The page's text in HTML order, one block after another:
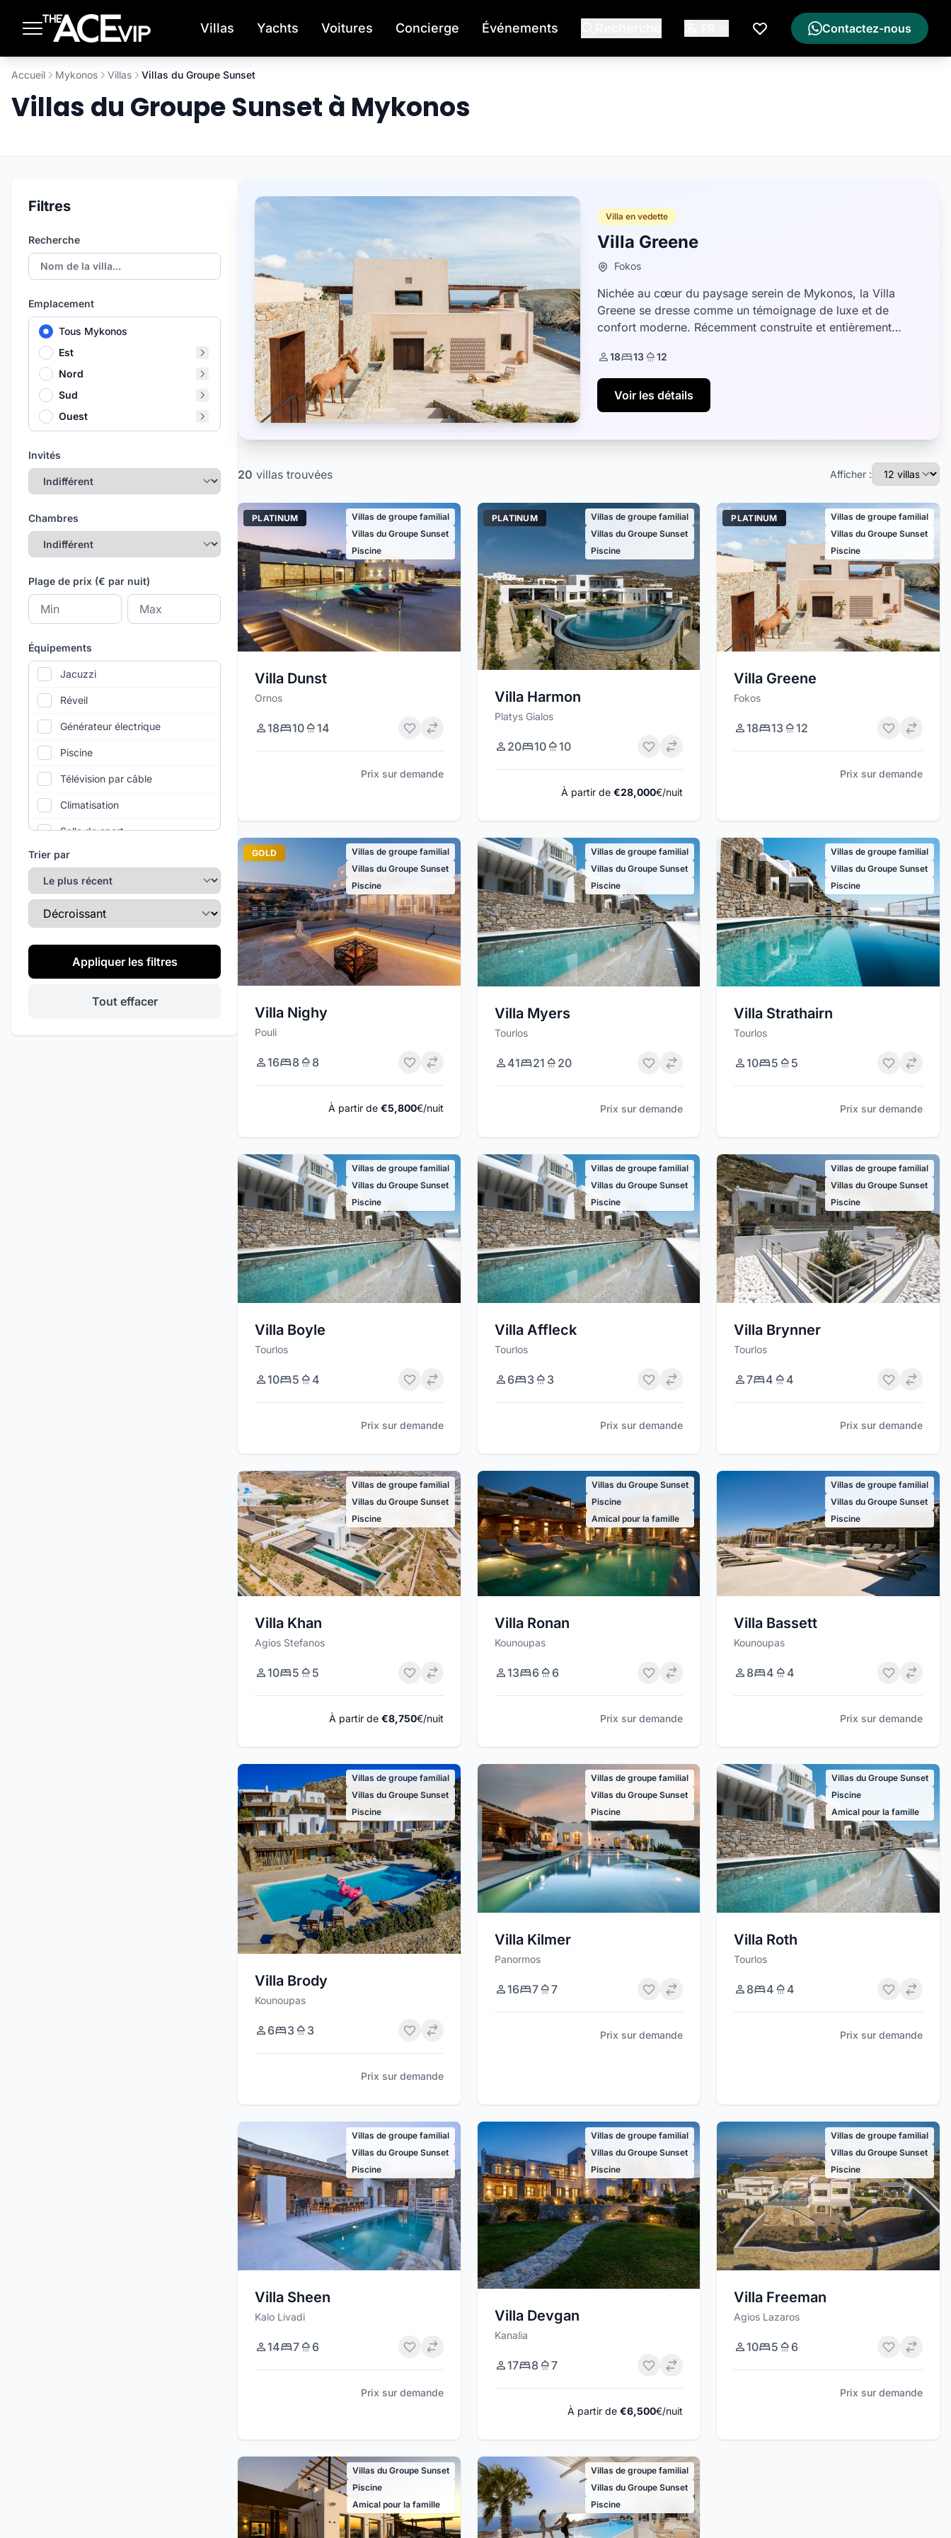
Villas Yachts Voitures Concierge Événements
Ma Liste de Souhaits
Contactez-nous
Accueil Mykonos Villas Villas du Groupe Sunset
Villas du Groupe Sunset à Mykonos
Filtres
Recherche
Emplacement
Tous Mykonos
Est
Nord
Sud
Ouest
Invités
Chambres
Plage de prix (€ par nuit)
Prix minimum
Prix maximum
Équipements
Jacuzzi
Réveil
Générateur électrique
Piscine
Télévision par câble
Climatisation
Salle de sport
Wi-Fi
Parking Privé
Service de ménage quotidien
Événements Privés
Trier par
Direction du tri
Appliquer les filtres
Tout effacer
Villa en vedette
Villa Greene
Fokos
Nichée au cœur du paysage serein de Mykonos, la Villa
Greene se dresse comme un témoignage de luxe et de
confort moderne. Récemment construite et entièrement
18 13 12
Voir les détails
20 villas trouvées Afficher :
PLATINUM
Villas de groupe familial
Villas du Groupe Sunset
Piscine
Villa Dunst
Ornos
18 10 14
Prix sur demande
PLATINUM
Villas de groupe familial
Villas du Groupe Sunset
Piscine
Villa Harmon
Platys Gialos
20 10 10
À partir de€28,000€/nuit
PLATINUM
Villas de groupe familial
Villas du Groupe Sunset
Piscine
Villa Greene
Fokos
18 13 12
Prix sur demande
GOLD
Villas de groupe familial
Villas du Groupe Sunset
Piscine
Villa Nighy
Pouli
16 8 8
À partir de €5,800€/nuit
Villas de groupe familial
Villas du Groupe Sunset
Piscine
Villa Myers
Tourlos
41 21 20
Prix sur demande
Villas de groupe familial
Villas du Groupe Sunset
Piscine
Villa Strathairn
Tourlos
10 5 5
Prix sur demande
Villas de groupe familial
Villas du Groupe Sunset
Piscine
Villa Boyle
Tourlos
10 5 4
Prix sur demande
Villas de groupe familial
Villas du Groupe Sunset
Piscine
Villa Affleck
Tourlos
6 3 3
Prix sur demande
Villas de groupe familial
Villas du Groupe Sunset
Piscine
Villa Brynner
Tourlos
7 4 4
Prix sur demande
Villas de groupe familial
Villas du Groupe Sunset
Piscine
Villa Khan
Agios Stefanos
10 5 5
À partir de €8,750€/nuit
Villas du Groupe Sunset
Piscine
Amical pour la famille
Villa Ronan
Kounoupas
13 6 6
Prix sur demande
Villas de groupe familial
Villas du Groupe Sunset
Piscine
Villa Bassett
Kounoupas
8 4 4
Prix sur demande
Villas de groupe familial
Villas du Groupe Sunset
Piscine
Villa Brody
Kounoupas
6 3 3
Prix sur demande
Villas de groupe familial
Villas du Groupe Sunset
Piscine
Villa Kilmer
Panormos
16 7 7
Prix sur demande
Villas du Groupe Sunset
Piscine
Amical pour la famille
Villa Roth
Tourlos
8 4 4
Prix sur demande
Villas de groupe familial
Villas du Groupe Sunset
Piscine
Villa Sheen
Kalo Livadi
14 7 6
Prix sur demande
Villas de groupe familial
Villas du Groupe Sunset
Piscine
Villa Devgan
Kanalia
17 8 7
À partir de€6,500€/nuit
Villas de groupe familial
Villas du Groupe Sunset
Piscine
Villa Freeman
Agios Lazaros
10 5 6
Prix sur demande
Villas du Groupe Sunset
Piscine
Amical pour la famille
Villas de groupe familial
Villas du Groupe Sunset
Piscine